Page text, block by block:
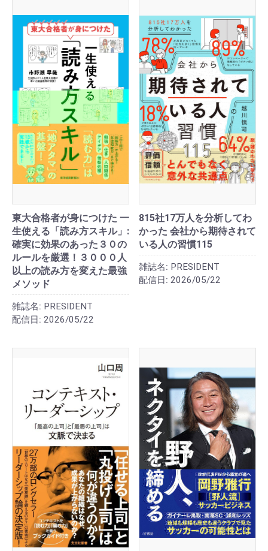
東大合格者が身につけた 一
生使える「読み方スキル」:
確実に効果のあった３０の
ルールを厳選！３０００人
以上の読み方を変えた最強
メソッド
雑誌名: PRESIDENT
配信日: 2026/05/22
815社17万人を分析してわ
かった 会社から期待されて
いる人の習慣115
雑誌名: PRESIDENT
配信日: 2026/05/22